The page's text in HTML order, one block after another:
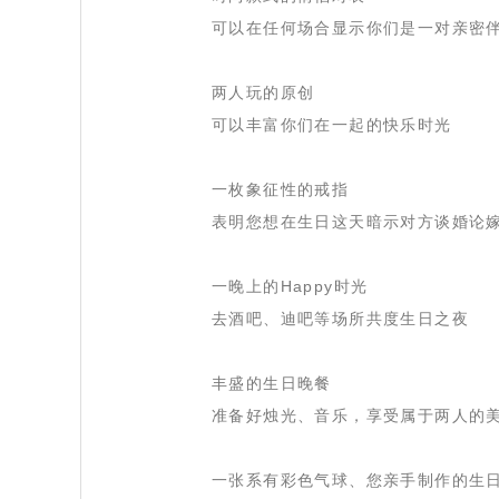
鲜花、金玫
盒(八音盒)、
音乐睡枕/抱
枕/按摩枕等
可以在任何场合显示你们是一对亲密
两人玩的原创
可以丰富你们在一起的快乐时光
一枚象征性的戒指
表明您想在生日这天暗示对方谈婚论嫁
一晚上的Happy时光
去酒吧、迪吧等场所共度生日之夜
丰盛的生日晚餐
准备好烛光、音乐，享受属于两人的
一张系有彩色气球、您亲手制作的生